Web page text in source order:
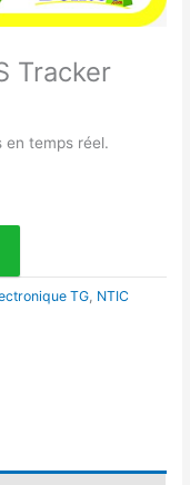
Tracker
en temps réel.
TG NTIC